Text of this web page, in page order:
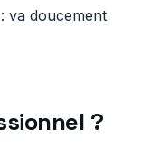
va doucement
?